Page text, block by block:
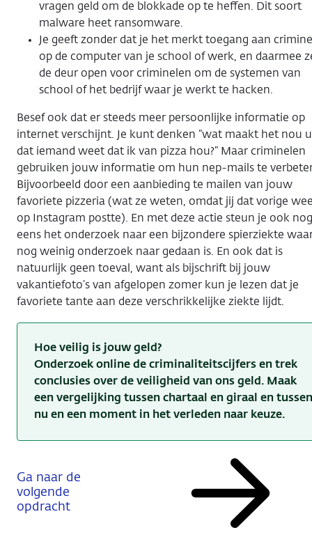
vragen geld om de blokkade op te heffen. Dit soort
malware heet ransomware.
Je geeft zonder dat je het merkt toegang aan
op de computer van je school of werk, en daarmee
de deur open voor criminelen om de systemen van
school of het bedrijf waar je werkt te hacken.
Besef ook dat er steeds meer persoonlijke informatie op
internet verschijnt. Je kunt denken “wat maakt het nou
dat iemand weet dat ik van pizza hou?” Maar criminelen
gebruiken jouw informatie om hun nep-mails te
Bijvoorbeeld door een aanbieding te mailen van jouw
favoriete pizzeria (wat ze weten, omdat jij dat vorige
op Instagram postte). En met deze actie steun je ook nog
eens het onderzoek naar een bijzondere spierziekte
nog weinig onderzoek naar gedaan is. En ook dat is
natuurlijk geen toeval, want als bijschrift bij jouw
vakantiefoto’s van afgelopen zomer kun je lezen dat je
favoriete tante aan deze verschrikkelijke ziekte lijdt.
Hoe veilig is jouw geld?
Onderzoek online de criminaliteitscijfers en trek
conclusies over de veiligheid van ons geld. Maak
een vergelijking tussen chartaal en giraal en tussen
nu en een moment in het verleden naar keuze.
Ga naar de
volgende
opdracht